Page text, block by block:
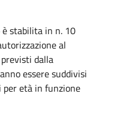
stabilita in n. 10
al
dalla
essere suddivisi
per età in funzione